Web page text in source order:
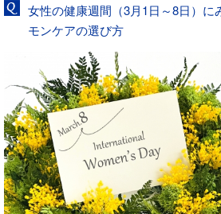
女性の健康週間（3月1日～8日）に
モンケアの選び方